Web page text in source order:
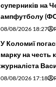
суперників на
ампфутболу
08/08/2026 18:27
У Коломиї
марку на честь
журналіста
08/08/2026 17:18